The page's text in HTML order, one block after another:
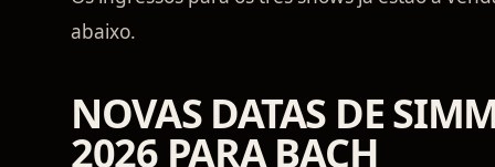
abaixo.
NOVAS DATAS DE
2026 PARA BACH